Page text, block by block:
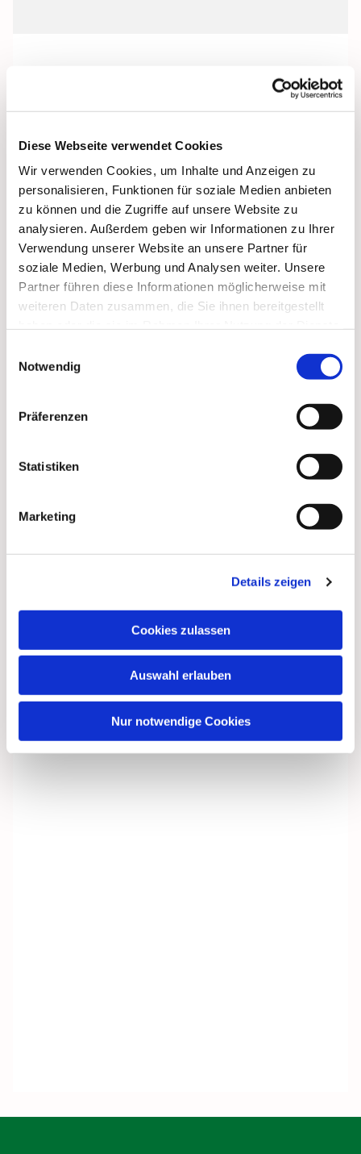
Diese Webseite verwendet Cookies
Wir verwenden Cookies, um Inhalte und Anzeigen zu
personalisieren, Funktionen für soziale Medien anbieten
zu können und die Zugriffe auf unsere Website zu
analysieren. Außerdem geben wir Informationen zu Ihrer
Verwendung unserer Website an unsere Partner für
soziale Medien, Werbung und Analysen weiter. Unsere
Partner führen diese Informationen möglicherweise mit
weiteren Daten zusammen, die Sie ihnen bereitgestellt
Notwendig
Präferenzen
Statistiken
Marketing
Details zeigen
Cookies zulassen
Auswahl erlauben
Nur notwendige Cookies
… für Senioren und alle, die ihre Singstimme nach
entdecken, sie aufzufrischen, auszuprobieren und
einfach dabei zu bleiben - mit der ganzen Freude
am Chorsingen!
Herzlich willkommen!Anmeldung bitte
an: miller(at)paulus-lichterfelde.de
Hier mehr zum Singkreis
Dies könnte Sie auch
interessieren